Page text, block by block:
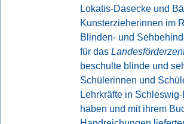
Lokatis-Dasecke und
Kunsterzieherinnen im
Blinden- und
für das
beschulte blinde und
Schülerinnen und
Lehrkräfte in
haben und mit ihrem